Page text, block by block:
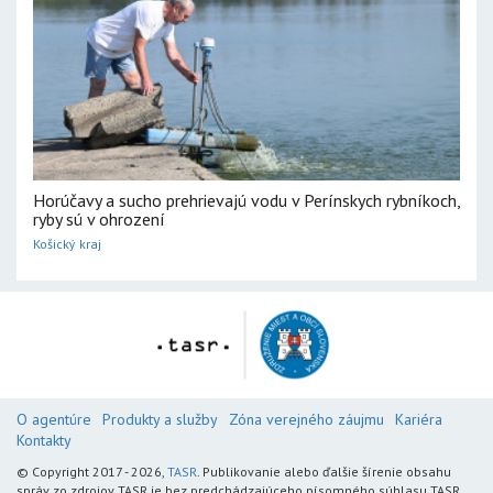
Horúčavy a sucho prehrievajú vodu v Perínskych rybníkoch,
ryby sú v ohrození
Košický kraj
O agentúre Produkty a služby Zóna verejného záujmu
Kariéra
Kontakty
© Copyright 2017 - 2026, TASR. Publikovanie alebo ďalšie šírenie obsahu